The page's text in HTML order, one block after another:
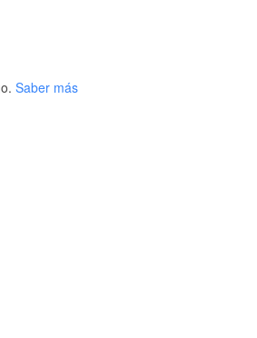
Saber más